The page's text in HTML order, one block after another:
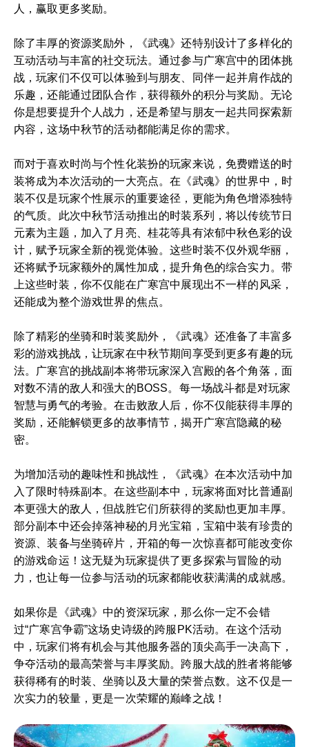
人，赢取更多奖励。
除了丰厚的资源奖励外，《武魂》还特别设计了多样化的
互动活动与丰富的社交玩法。通过参与广寒宫中的团体挑
战，玩家们不仅可以体验到与朋友、同伴一起并肩作战的
乐趣，还能通过团队合作，获得额外的积分与奖励。无论
你是想要提升个人战力，还是希望与朋友一起共同探索新
内容，这场中秋节的活动都能满足你的需求。
而对于喜欢时尚与个性化装扮的玩家来说，免费赠送的时
装将成为本次活动的一大亮点。在《武魂》的世界中，时
装不仅是玩家个性展示的重要途径，更能为角色增添独特
的气质。此次中秋节活动推出的时装系列，将以传统节日
元素为主题，加入了月亮、桂花等具有浓郁中秋色彩的设
计，赋予玩家全新的视觉体验。这些时装不仅外观华丽，
还将赋予玩家额外的属性加成，提升角色的综合实力。带
上这些时装，你不仅能在广寒宫中展现出不一样的风采，
还能成为整个游戏世界的焦点。
除了精彩的坐骑和时装奖励外，《武魂》还准备了丰富多
彩的游戏挑战，让玩家在中秋节期间享受到更多有趣的玩
法。广寒宫的挑战副本将带玩家深入宫殿的各个角落，面
对数不清的敌人和强大的BOSS。每一场战斗都是对玩家
智慧与勇气的考验。在击败敌人后，你不仅能获得丰厚的
奖励，还能解锁更多的故事情节，揭开广寒宫隐藏的秘
密。
为增加活动的趣味性和挑战性，《武魂》在本次活动中加
入了限时特殊副本。在这些副本中，玩家将面对比普通副
本更强大的敌人，但战胜它们所获得的奖励也更加丰厚。
部分副本中还会掉落神秘的月光宝箱，宝箱中装有珍贵的
资源、装备与坐骑碎片，开箱的每一次惊喜都可能改变你
的游戏命运！这无疑为玩家提供了更多探索与冒险的动
力，也让每一位参与活动的玩家都能收获满满的成就感。
如果你是《武魂》中的资深玩家，那么你一定不会错
过“广寒宫争霸”这场史诗级的跨服PK活动。在这个活动
中，玩家们将有机会与其他服务器的顶尖高手一决高下，
争夺活动的最高荣誉与丰厚奖励。跨服大战的胜者将能够
获得稀有的时装、坐骑以及大量的荣誉点数。这不仅是一
次实力的较量，更是一次荣耀的巅峰之战！